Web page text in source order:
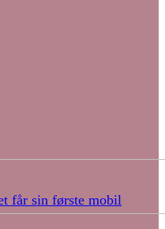
får sin første mobil